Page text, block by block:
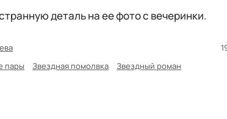
деталь на ее фото с вечеринки.
пары Звездная помолвка Звездный роман